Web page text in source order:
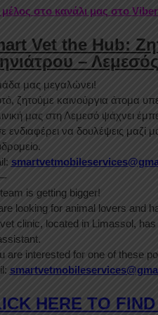
μέλος στο κανάλι μας στο
Vet the Hub:
– Λεμεσός
μας μεγαλώνει!
ζητούμε καινούργια άτομα
μας στη Λεμεσό ψάχνει
ενδιαφέρει να δουλέψεις μαζί
is getting bigger!
looking for animal lovers and
clinic, located in Limassol,
are interested for one of these
HERE TO